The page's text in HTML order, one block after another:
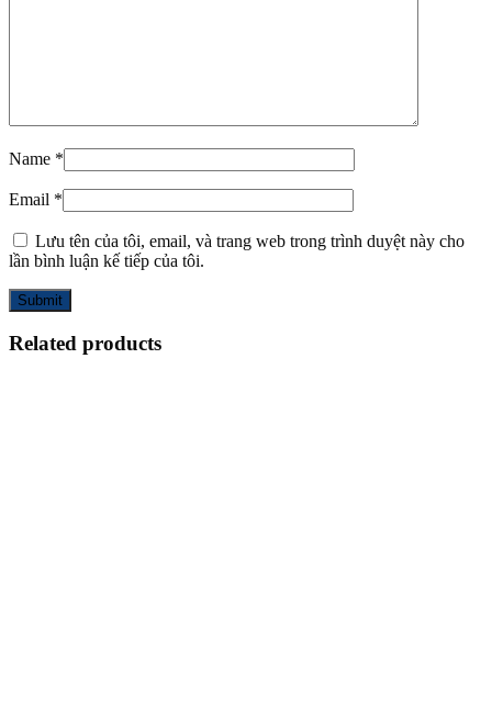
Name *
Email *
Lưu tên của tôi, email, và trang web trong trình duyệt này cho
lần bình luận kế tiếp của tôi.
Related products